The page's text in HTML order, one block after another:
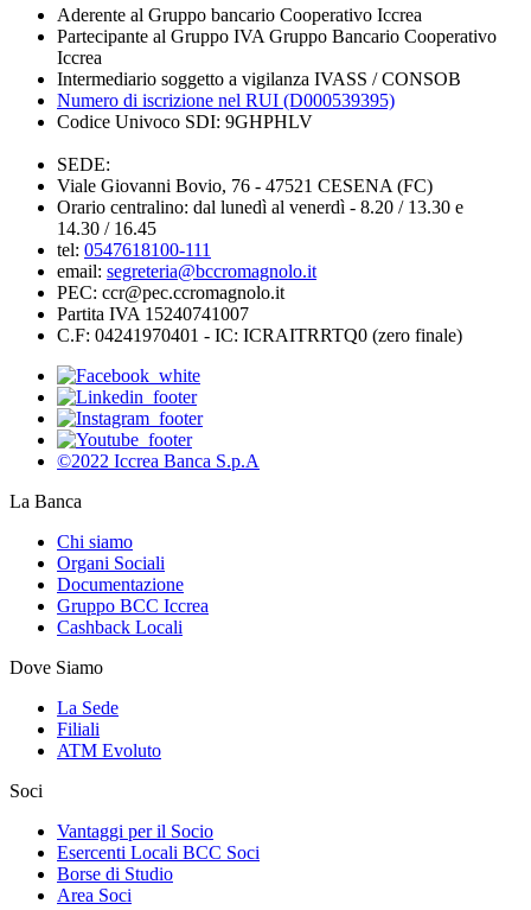
Aderente al Gruppo bancario Cooperativo Iccrea
Partecipante al Gruppo IVA Gruppo Bancario Cooperativo
Iccrea
Intermediario soggetto a vigilanza IVASS / CONSOB
Numero di iscrizione nel RUI (D000539395)
Codice Univoco SDI: 9GHPHLV
SEDE:
Viale Giovanni Bovio, 76 - 47521 CESENA (FC)
Orario centralino: dal lunedì al venerdì - 8.20 / 13.30 e
14.30 / 16.45
tel: 0547618100-111
email: segreteria@bccromagnolo.it
PEC: ccr@pec.ccromagnolo.it
Partita IVA 15240741007
C.F: 04241970401 - IC: ICRAITRRTQ0 (zero finale)
©2022 Iccrea Banca S.p.A
La Banca
Chi siamo
Organi Sociali
Documentazione
Gruppo BCC Iccrea
Cashback Locali
Dove Siamo
La Sede
Filiali
ATM Evoluto
Soci
Vantaggi per il Socio
Esercenti Locali BCC Soci
Borse di Studio
Area Soci